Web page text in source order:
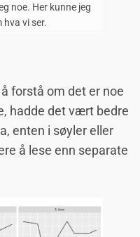
noe. Her kunne jeg
vi ser.
forstå om det er noe
hadde det vært bedre
enten i søyler eller
å lese enn separate